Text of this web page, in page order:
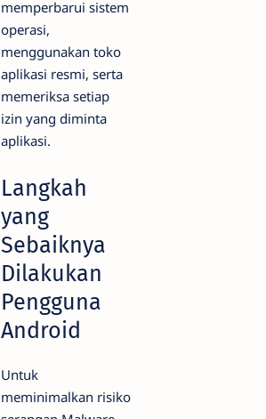
memperbarui sistem
operasi,
menggunakan toko
aplikasi resmi, serta
memeriksa setiap
izin yang diminta
aplikasi.
Langkah
yang
Sebaiknya
Dilakukan
Pengguna
Android
Untuk
meminimalkan risiko